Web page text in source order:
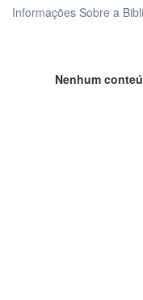
Informações Sobre a
Nenhum